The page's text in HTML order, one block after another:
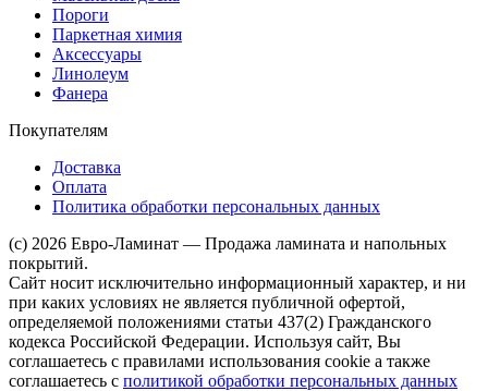
Пороги
Паркетная химия
Аксессуары
Линолеум
Фанера
Покупателям
Доставка
Оплата
Политика обработки персональных данных
(c) 2026 Евро-Ламинат — Продажа ламината и напольных
покрытий.
Сайт носит исключительно информационный характер, и ни
при каких условиях не является публичной офертой,
определяемой положениями статьи 437(2) Гражданского
кодекса Российской Федерации. Используя сайт, Вы
соглашаетесь с правилами использования cookie а также
соглашаетесь с политикой обработки персональных данных